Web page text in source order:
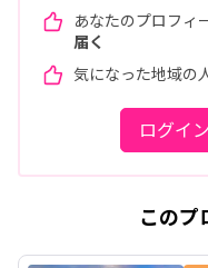
あなたのプロフィ
届く
気になった地域の
ログイ
このプ